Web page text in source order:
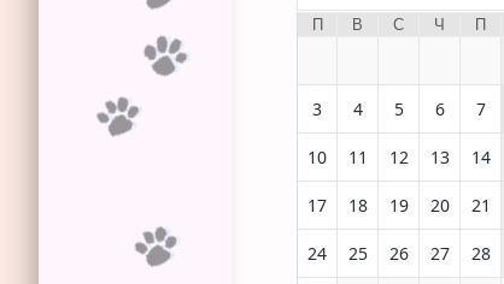
П В С Ч П
3 4 5 6 7
10 11 12 13 14
17 18 19 20 21
24 25 26 27 28